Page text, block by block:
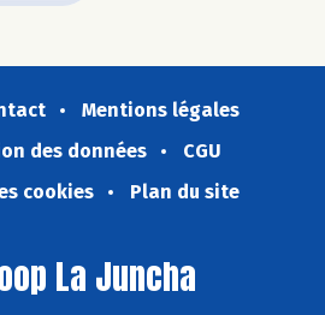
Mentions légales
des données
CGU
cookies
Plan du site
La Juncha